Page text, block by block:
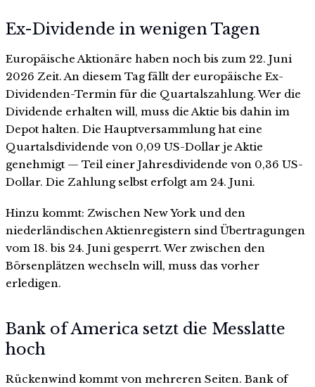
Ex-Dividende in wenigen Tagen
Europäische Aktionäre haben noch bis zum 22. Juni
2026 Zeit. An diesem Tag fällt der europäische Ex-
Dividenden-Termin für die Quartalszahlung. Wer die
Dividende erhalten will, muss die Aktie bis dahin im
Depot halten. Die Hauptversammlung hat eine
Quartalsdividende von 0,09 US-Dollar je Aktie
genehmigt — Teil einer Jahresdividende von 0,36 US-
Dollar. Die Zahlung selbst erfolgt am 24. Juni.
Hinzu kommt: Zwischen New York und den
niederländischen Aktienregistern sind Übertragungen
vom 18. bis 24. Juni gesperrt. Wer zwischen den
Börsenplätzen wechseln will, muss das vorher
erledigen.
Bank of America setzt die Messlatte
hoch
Rückenwind kommt von mehreren Seiten. Bank of